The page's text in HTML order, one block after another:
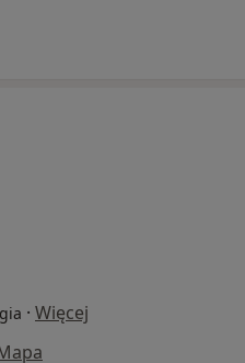
· Więcej